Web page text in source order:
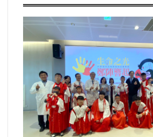
運動/體育/休閒/育樂
兩岸/大陸
寵物/動保
婦女/孩童